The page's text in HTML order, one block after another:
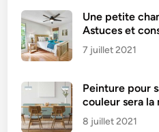
Une petite
Astuces et
7 juillet 2021
Peinture pour
couleur sera la
8 juillet 2021